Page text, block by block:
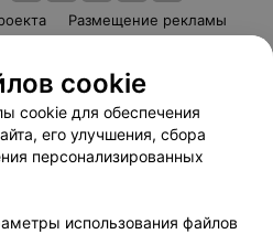
Размещение рекламы
Способы оплаты
Партнеры
103.by
cookie
cookie для обеспечения
его улучшения, сбора
персонализированных
использования файлов